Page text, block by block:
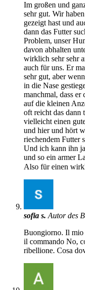
Im großen und
sehr gut. Wir
gezeigt hast und
dann das Futter
Problem, unser
davon abhalten
wirklich sehr sehr
auch für uns. Er
sehr gut, aber
in die Nase
manchmal, dass
auf die kleinen
oft reicht das dann
vielleicht einen
und hier und hört
riechendem Futter
Und ich kann ihn
und so ein armer
Also für einen
sofia s. Autor des
Buongiorno. Il mio
il commando No,
ribellione. Cosa